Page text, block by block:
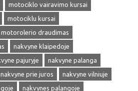
motociklo vairavimo kursai
motociklu kursai
motorolerio draudimas
nakvyne klaipedoje
pajuryje
nakvyne palanga
nakvyne prie juros
nakvyne vilniuje
nakvynes palangoje